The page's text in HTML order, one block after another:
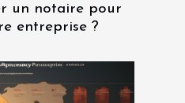
un notaire pour
entreprise ?